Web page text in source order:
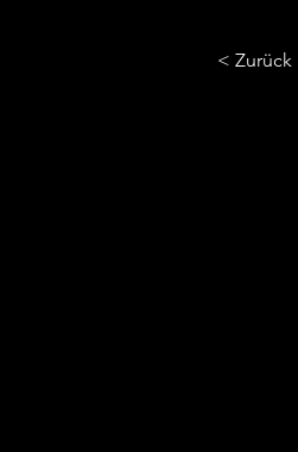
< Zurück